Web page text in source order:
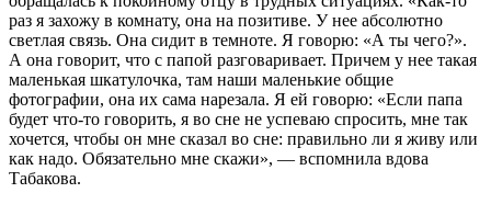
раз я захожу в комнату, она на позитиве. У нее абсолютно
светлая связь. Она сидит в темноте. Я говорю: «А ты чего?».
А она говорит, что с папой разговаривает. Причем у нее такая
маленькая шкатулочка, там наши маленькие общие
фотографии, она их сама нарезала. Я ей говорю: «Если папа
будет что-то говорить, я во сне не успеваю спросить, мне так
хочется, чтобы он мне сказал во сне: правильно ли я живу или
как надо. Обязательно мне скажи», — вспомнила вдова
Табакова.